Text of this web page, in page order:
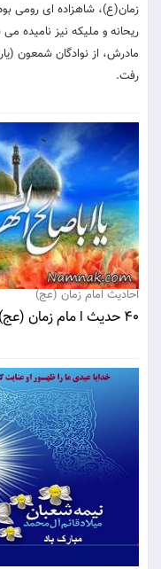
زمان(ع)، شاهزاده ای رومی
ریحانه و ملیکه نیز
مادرش، از نوادگان شمعون
رفت.
احادیث امام زمان (عج)
40 حدیث ا مام زمان (عج)